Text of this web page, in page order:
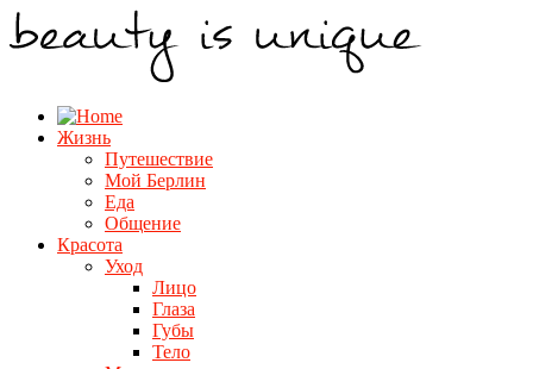
Жизнь
Путешествие
Мой Берлин
Еда
Общение
Красота
Уход
Лицо
Глаза
Губы
Тело